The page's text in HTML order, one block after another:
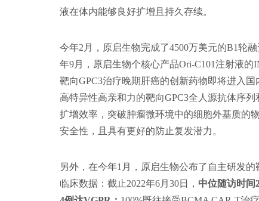
液在体内能够良好扩增且持久存续。
今年2月，原启生物完成了4500万美元的B1轮
年9月，原启生物个核心产品Ori-C101注射液
靶向GPC3治疗晚期肝癌的创新药物即将进入
高特异性高亲和力的靶向GPC3全人源抗体序
扩增效率，突破肿瘤微环境中的细胞外基质的
安全性，且具有更好的防止复发潜力。
另外，在今年1月，原启生物公布了自主研发
临床数据：截止2022年6月30日， 中位随访时间